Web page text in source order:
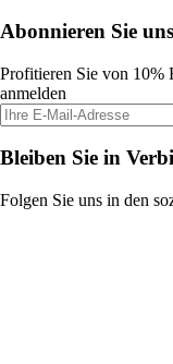
Abonnieren Sie
Profitieren Sie von 10%
anmelden
Bleiben Sie in
Folgen Sie uns in den